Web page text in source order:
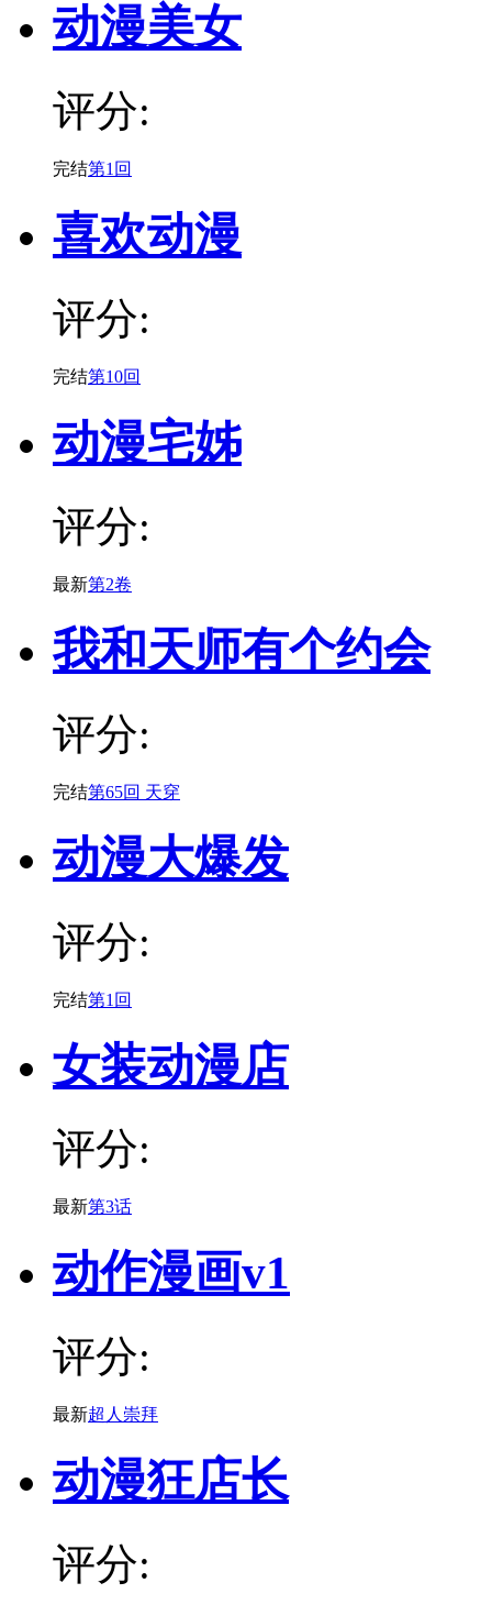
动漫美女
评分:
完结第1回
喜欢动漫
评分:
完结第10回
动漫宅姊
评分:
最新第2卷
我和天师有个约会
评分:
完结第65回 天穿
动漫大爆发
评分:
完结第1回
女装动漫店
评分:
最新第3话
动作漫画v1
评分:
最新超人崇拜
动漫狂店长
评分: